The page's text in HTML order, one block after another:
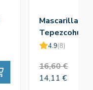
Mascarilla
4.9(8)
16,60 €
14,11 €